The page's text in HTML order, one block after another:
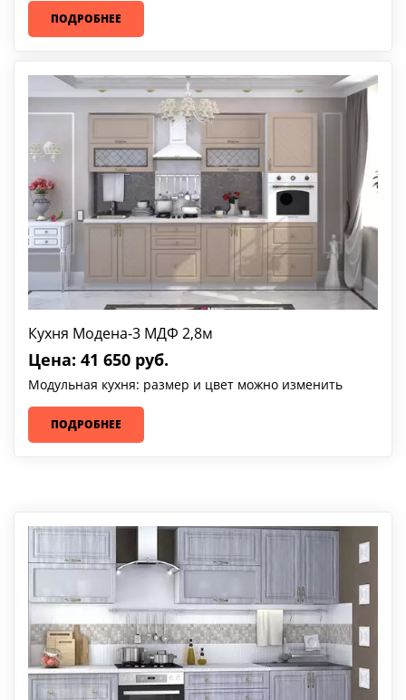
ПОДРОБНЕЕ
Кухня Модена-3 МДФ 2,8м
Цена: 41 650 руб.
Модульная кухня: размер и цвет можно изменить
ПОДРОБНЕЕ